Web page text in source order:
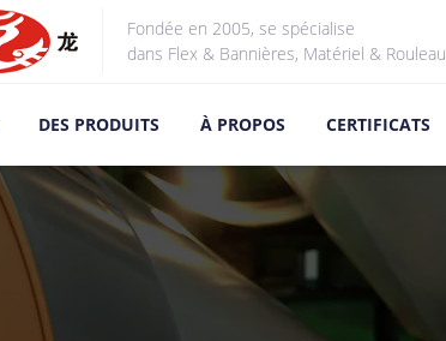
Fondée en 2005, se spécialise
dans Flex & Bannières, Matériel & Rouleau
DES PRODUITS À PROPOS CERTIFICATS